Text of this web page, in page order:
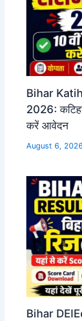
Bihar
2026:
करें आवेदन
August 6, 2026
Bihar